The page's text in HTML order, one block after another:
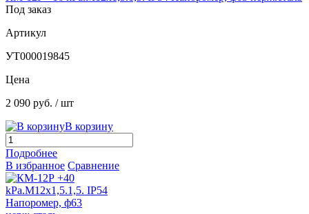
Под заказ
Артикул
УТ000019845
Цена
2 090 руб. / шт
В корзину
Подробнее
В избранное Сравнение